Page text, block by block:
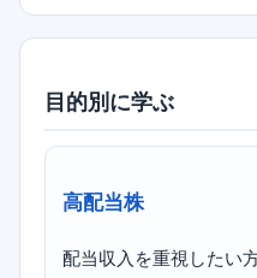
目的別に学ぶ
高配当株
配当収入を重視したい